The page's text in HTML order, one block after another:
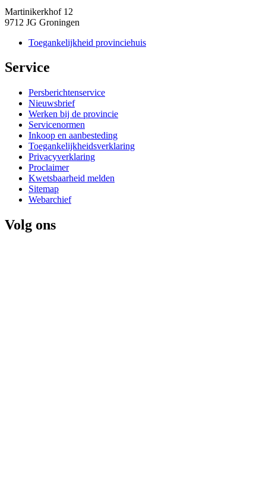
Martinikerkhof 12
9712 JG Groningen
Toegankelijkheid provinciehuis
Service
Persberichtenservice
Nieuwsbrief
Werken bij de provincie
Servicenormen
Inkoop en aanbesteding
Toegankelijkheidsverklaring
Privacyverklaring
Proclaimer
Kwetsbaarheid melden
Sitemap
Webarchief
Volg ons